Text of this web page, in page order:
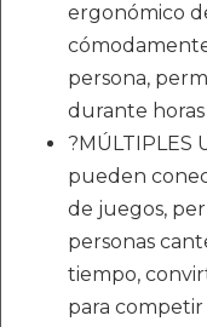
ergonómico
persona,
durante
?MÚLTIPLES
pueden
de juegos,
personas
tiempo,
para